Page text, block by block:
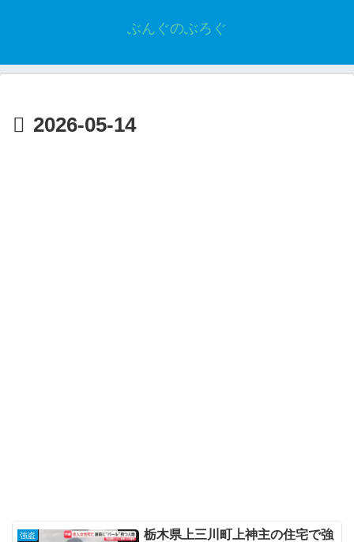
ぶんぐのぶろぐ
2026-05-14
強盗
栃木県上三川町上神主の住宅で強